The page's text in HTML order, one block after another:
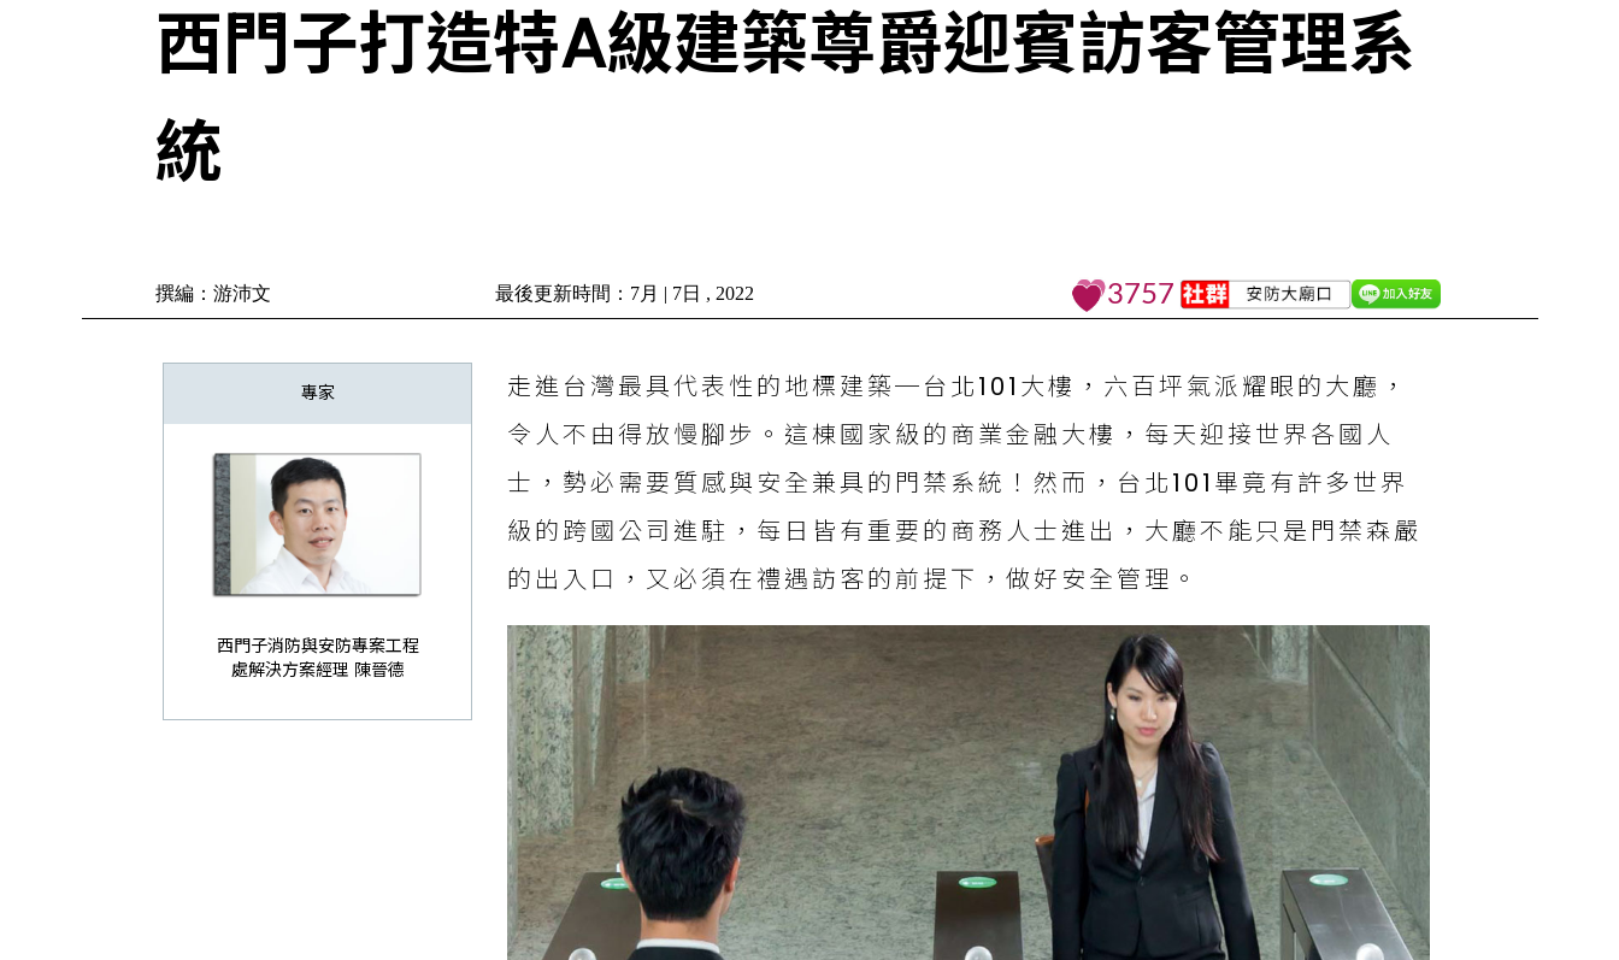
西門子打造特A級建築尊爵迎賓訪客管理系
統
撰編：游沛文 最後更新時間：7月 | 7日 , 2022 3757
專家
西門子消防與安防專案工程
處解決方案經理 陳晉德
走進台灣最具代表性的地標建築─台北101大樓，六百坪氣派耀眼的大廳，
令人不由得放慢腳步。這棟國家級的商業金融大樓，每天迎接世界各國人
士，勢必需要質感與安全兼具的門禁系統！然而，台北101畢竟有許多世界
級的跨國公司進駐，每日皆有重要的商務人士進出，大廳不能只是門禁森嚴
的出入口，又必須在禮遇訪客的前提下，做好安全管理。